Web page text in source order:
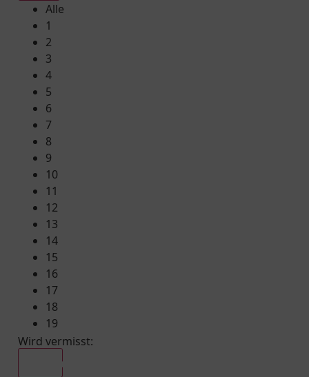
Alle
1
2
3
4
5
6
7
8
9
10
11
12
13
14
15
16
17
18
19
Wird vermisst: